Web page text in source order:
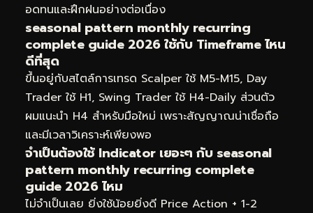
อดทนและฝึกฝนอย่างต่อเนื่อง
seasonal pattern monthly recurring
complete guide 2026 ใช้กับ Timeframe ไหน
ดีที่สุด
ขึ้นอยู่กับสไตล์การเทรด Scalper ใช้ M5-M15, Day
Trader ใช้ H1, Swing Trader ใช้ H4-Daily ส่วนตัว
ผมแนะนำ H4 สำหรับมือใหม่ เพราะสัญญาณน่าเชื่อถือ
และมีเวลาวิเคราะห์เพียงพอ
จำเป็นต้องใช้ Indicator เยอะๆ กับ seasonal
pattern monthly recurring complete
guide 2026 ไหม
ไม่จำเป็นเลย ยิ่งใช้น้อยยิ่งดี Price Action + 1-2